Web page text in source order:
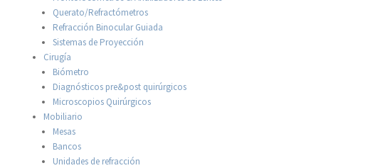
Querato/Refractómetros
Refracción Binocular Guiada
Sistemas de Proyección
Cirugía
Biómetro
Diagnósticos pre&post quirúrgicos
Microscopios Quirúrgicos
Mobiliario
Mesas
Bancos
Unidades de refracción